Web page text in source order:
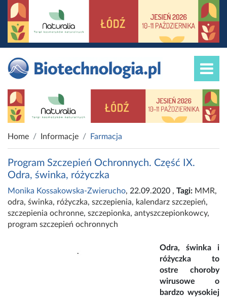
Home Informacje Farmacja
Program Szczepień Ochronnych. Część IX.
Odra, świnka, różyczka
Monika Kossakowska-Zwierucho, 22.09.2020 , Tagi: MMR,
odra, świnka, różyczka, szczepienia, kalendarz szczepień,
szczepienia ochronne, szczepionka, antyszczepionkowcy,
program szczepień ochronnych
Odra, świnka i
różyczka to
ostre choroby
wirusowe o
bardzo wysokiej